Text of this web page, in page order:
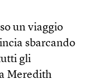
un viaggio
sbarcando
gli
Meredith